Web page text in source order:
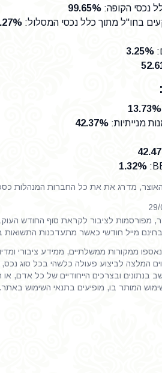
נכסי הקופה:
99.65%
בחו"ל מתוך כלל נכסי המסלול:
:
3.25%
13.73%
מנייתיות:
42.37%
:
1.32%
מדרג את את כל החברות המנהלות כספי
מפורסמות לציבור לקראת סוף החודש
מייל חודשי כאשר מתעדכנות
ממקורות ממשלתיים, ממידע ציבורי
המלצה לביצוע פעולה כלשהי בכל סוג
בנתונים ובצרכים הייחודיים של כל אדם, או
המותר בו, מופיעים בתנאי השימוש באתר.